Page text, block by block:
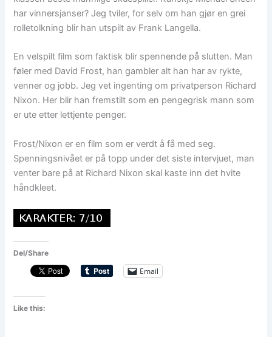
har vinnersjanser? Jeg tviler, for selv om han gjør en grei
rolletolkning blir han utspilt av Frank Langella.
En velspilt film som faktisk blir spennende på slutten. Man
føler med David Frost, han gambler alt han har av rykte,
venner og jobb. Jeg vet ingenting om privatperson Richard
Nixon. Her blir han fremstilt som en pengegrisk mann som
er ute etter lettjente penger.
Frost/Nixon er en film som er verdt å få med seg.
Spenningsnivået er på topp under det siste intervjuet, man
venter bare på at Richard Nixon skal kaste inn det hvite
håndkleet.
Del/Share
Email
Like this: